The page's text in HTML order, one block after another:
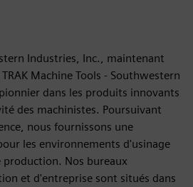
Industries, Inc., maintenant
Machine Tools - Southwestern
dans les produits innovants
des machinistes. Poursuivant
nous fournissons une
les environnements d'usinage
production. Nos bureaux
et d'entreprise sont situés dans